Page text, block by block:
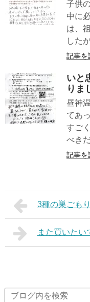
子供
中に
は、
した
記事を
いと
りま
昼神
てあ
すご
べき
記事を
3種の巣ごも
また買いたい